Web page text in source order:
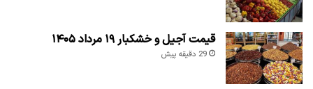
قیمت آجیل و خشکبار ۱۹ مرداد ۱۴۰۵
29 دقیقه پیش